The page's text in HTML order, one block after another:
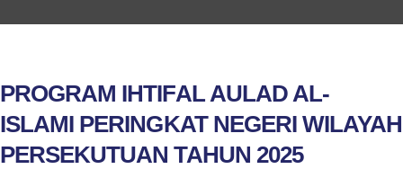
PROGRAM IHTIFAL AULAD AL-
ISLAMI PERINGKAT NEGERI WILAYAH
PERSEKUTUAN TAHUN 2025